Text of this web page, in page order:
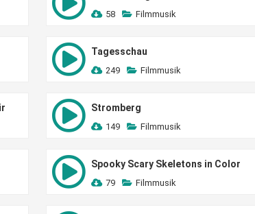
58 Filmmusik
Tagesschau
249 Filmmusik
Stromberg
149 Filmmusik
Spooky Scary Skeletons in Color
79 Filmmusik